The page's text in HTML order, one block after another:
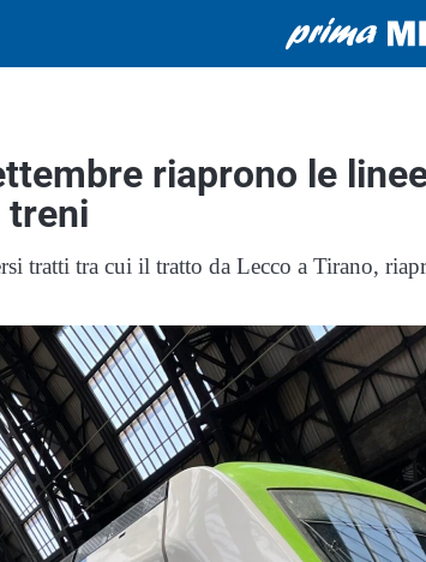
riaprono le
treni
tratti tra cui il tratto da Lecco a Tirano,